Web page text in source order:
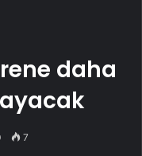
daha
7